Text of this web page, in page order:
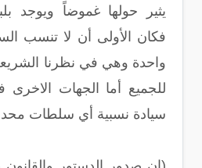
يثير حولها غموضاً ويوجد
فكان الأولى أن لا تنسب
واحدة وهي في نظرنا الشريعة
للجميع أما الجهات الاخرى
سيادة نسبية أي سلطات